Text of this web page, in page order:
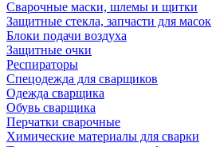
Сварочные маски, шлемы и щитки
Защитные стекла, запчасти для масок
Блоки подачи воздуха
Защитные очки
Респираторы
Спецодежда для сварщиков
Одежда сварщика
Обувь сварщика
Перчатки сварочные
Химические материалы для сварки